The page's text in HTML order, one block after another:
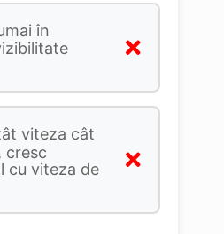
în
viteza cât
cresc
cu viteza de